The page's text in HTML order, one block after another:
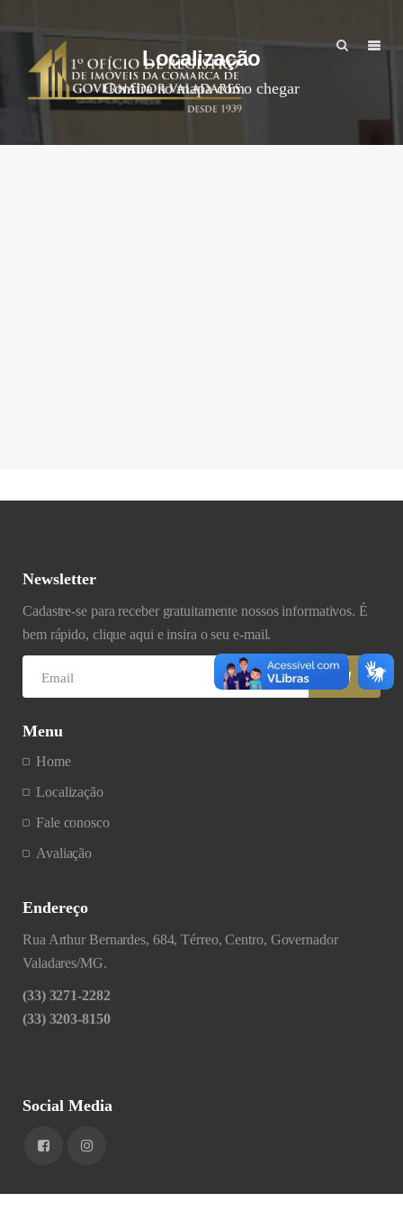
Localização
Confira no mapa como chegar
Newsletter
Cadastre-se para receber gratuitamente nossos informativos. É
bem rápido, clique aqui e insira o seu e-mail.
Menu
Home
Localização
Fale conosco
Avaliação
Endereço
Rua Arthur Bernardes, 684, Térreo, Centro, Governador
Valadares/MG.
(33) 3271-2282
(33) 3203-8150
Social Media